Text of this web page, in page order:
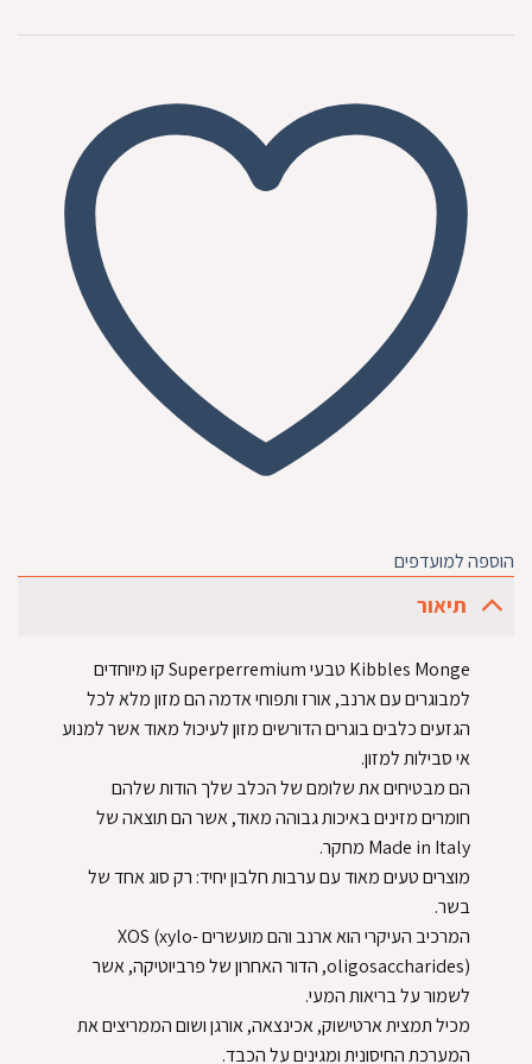
הוספה למועדפים
תיאור
Kibbles Monge טבעי Superperremium קו מיוחדים
למבוגרים עם ארנב, אורז ותפוחי אדמה הם מזון מלא לכל
הגזעים כלבים בוגרים הדורשים מזון לעיכול מאוד אשר למנוע
אי סבילות למזון.
הם מבטיחים את שלומם של הכלב שלך הודות שלהם
חומרים מזינים באיכות גבוהה מאוד, אשר הם תוצאה של
Made in Italy מחקר.
מוצרים טעים מאוד עם ערבות חלבון יחיד: רק סוג אחד של
בשר.
המרכיב העיקרי הוא ארנב והם מועשרים XOS (xylo-
oligosaccharides), הדור האחרון של פרביוטיקה, אשר
לשמור על בריאות המעי.
מכיל תמצית ארטישוק, אכינצאה, אורגן ושום הממריצים את
המערכת החיסונית ומגינים על הכבד.